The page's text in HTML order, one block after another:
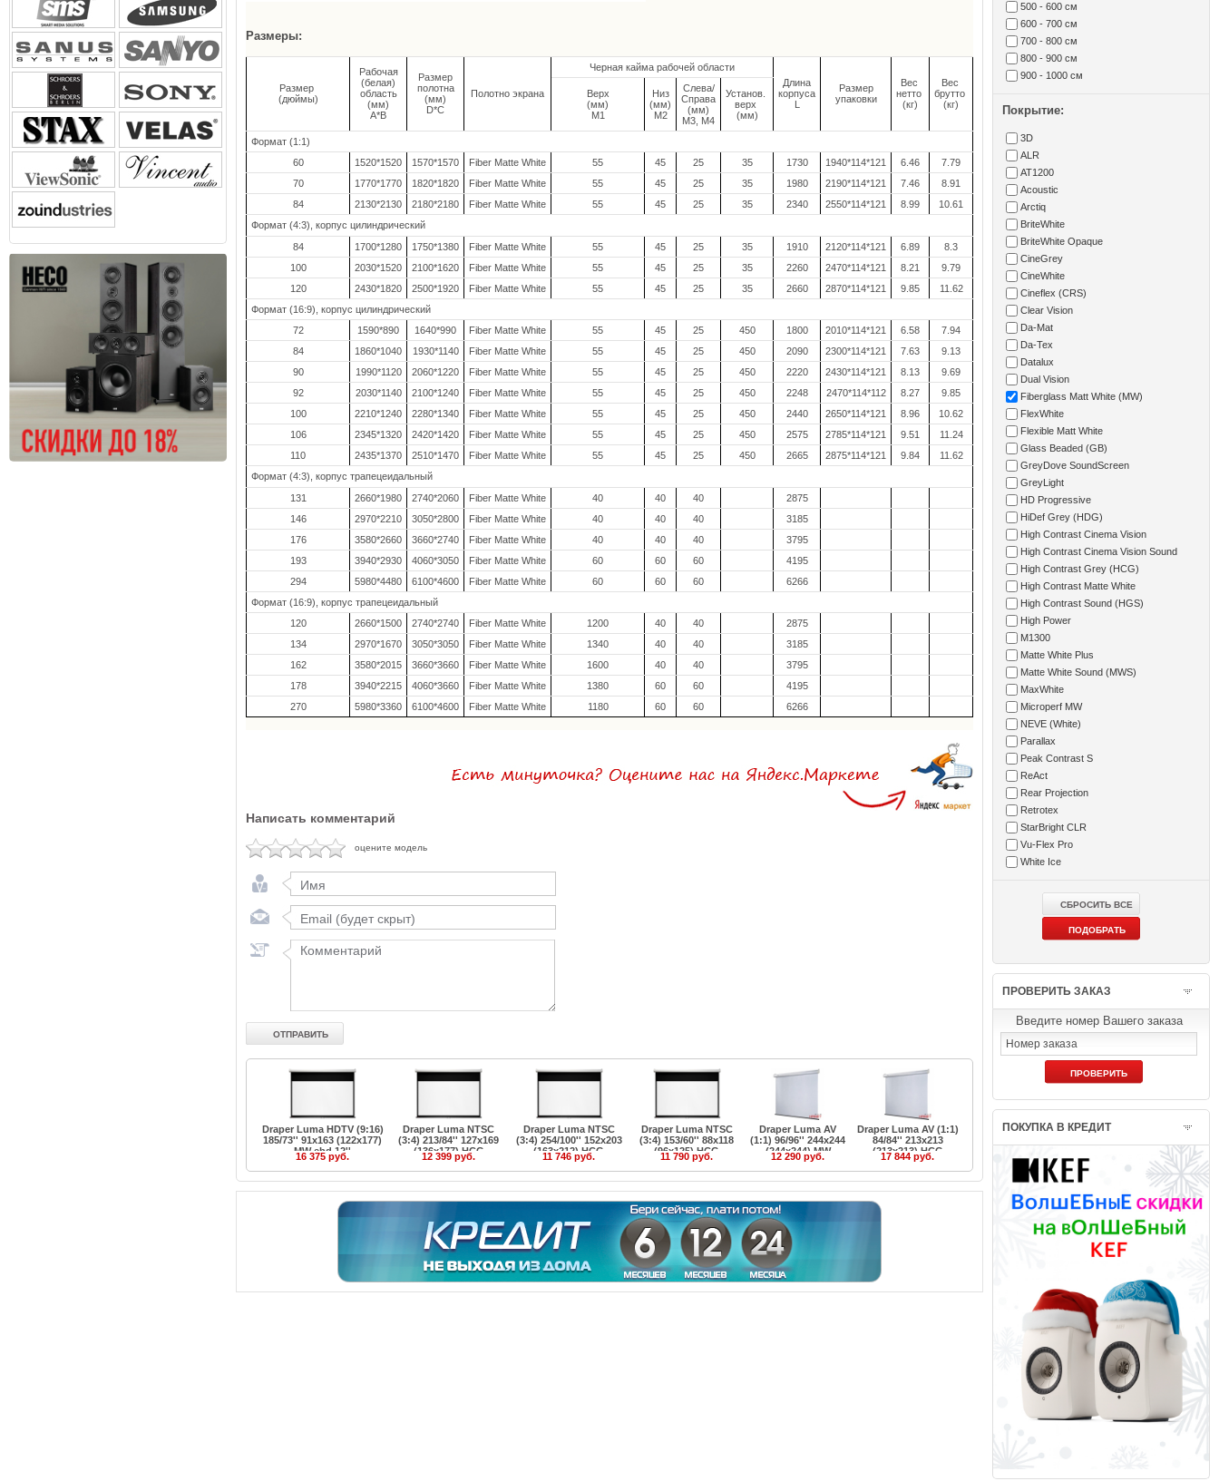
Размеры:
Размер
(дюймы)
Рабочая
(белая)
область
(мм)
A*B
Размер
полотна
(мм)
D*C
Полотно экрана
Черная кайма рабочей области
Длина
корпуса
L
Размер
упаковки
Вес
нетто
(кг)
Вес
брутто
(кг)
Верх
(мм)
M1
Низ
(мм)
M2
Слева/
Справа
(мм)
M3, M4
Установ.
верх
(мм)
Формат (1:1)
60
1520*1520 1570*1570 Fiber Matte White 55 45 25 35 1730 1940*114*121 6.46
7.79
70
1770*1770 1820*1820 Fiber Matte White 55 45 25 35 1980 2190*114*121 7.46
8.91
84
2130*2130 2180*2180 Fiber Matte White 55 45 25 35 2340 2550*114*121 8.99
10.61
Формат (4:3), корпус цилиндрический
84
1700*1280 1750*1380 Fiber Matte White 55 45 25 35 1910 2120*114*121 6.89
8.3
100
2030*1520 2100*1620 Fiber Matte White 55 45 25 35 2260 2470*114*121 8.21
9.79
120
2430*1820 2500*1920 Fiber Matte White 55 45 25 35 2660 2870*114*121 9.85
11.62
Формат (16:9), корпус цилиндрический
72
1590*890 1640*990 Fiber Matte White 55 45 25 450 1800 2010*114*121 6.58
7.94
84
1860*1040 1930*1140 Fiber Matte White 55 45 25 450 2090 2300*114*121 7.63
9.13
90
1990*1120 2060*1220 Fiber Matte White 55 45 25 450 2220 2430*114*121 8.13
9.69
92
2030*1140 2100*1240 Fiber Matte White 55 45 25 450 2248 2470*114*112 8.27
9.85
100
2210*1240 2280*1340 Fiber Matte White 55 45 25 450 2440 2650*114*121 8.96
10.62
106
2345*1320 2420*1420 Fiber Matte White 55 45 25 450 2575 2785*114*121 9.51
11.24
110
2435*1370 2510*1470 Fiber Matte White 55 45 25 450 2665 2875*114*121 9.84
11.62
Формат (4:3), корпус трапецеидальный
131
2660*1980 2740*2060 Fiber Matte White 40 40 40
2875
146
2970*2210 3050*2800 Fiber Matte White 40 40 40
3185
176
3580*2660 3660*2740 Fiber Matte White 40 40 40
3795
193
3940*2930 4060*3050 Fiber Matte White 60 60 60
4195
294
5980*4480 6100*4600 Fiber Matte White 60 60 60
6266
Формат (16:9), корпус трапецеидальный
120
2660*1500 2740*2740 Fiber Matte White 1200 40 40
2875
134
2970*1670 3050*3050 Fiber Matte White 1340 40 40
3185
162
3580*2015 3660*3660 Fiber Matte White 1600 40 40
3795
178
3940*2215 4060*3660 Fiber Matte White 1380 60 60
4195
270
5980*3360 6100*4600 Fiber Matte White 1180 60 60 6266
Написать комментарий
оцените модель
Draper Luma HDTV (9:16)
185/73'' 91x163 (122x177)
MW ebd 12''
16 375 руб.
Draper Luma NTSC
(3:4) 213/84'' 127x169
(136x177) HCG
12 399 руб.
Draper Luma NTSC
(3:4) 254/100'' 152x203
(163x212) HCG
11 746 руб.
Draper Luma NTSC
(3:4) 153/60'' 88x118
(96x125) HCG
11 790 руб.
Draper Luma AV
(1:1) 96/96'' 244x244
(244x244) MW
12 290 руб.
Draper Luma AV (1:1)
84/84'' 213x213
(213x213) HCG
17 844 руб.
500 - 600 см
600 - 700 см
700 - 800 см
800 - 900 см
900 - 1000 см
Покрытие:
3D
ALR
AT1200
Acoustic
Arctiq
BriteWhite
BriteWhite Opaque
CineGrey
CineWhite
Cineflex (CRS)
Clear Vision
Da-Mat
Da-Tex
Datalux
Dual Vision
Fiberglass Matt White (MW)
FlexWhite
Flexible Matt White
Glass Beaded (GB)
GreyDove SoundScreen
GreyLight
HD Progressive
HiDef Grey (HDG)
High Contrast Cinema Vision
High Contrast Cinema Vision Sound
High Contrast Grey (HCG)
High Contrast Matte White
High Contrast Sound (HGS)
High Power
M1300
Matte White Plus
Matte White Sound (MWS)
MaxWhite
Microperf MW
NEVE (White)
Parallax
Peak Contrast S
ReAct
Rear Projection
Retrotex
StarBright CLR
Vu-Flex Pro
White Ice
ПРОВЕРИТЬ ЗАКАЗ
Введите номер Вашего заказа
ПОКУПКА В КРЕДИТ